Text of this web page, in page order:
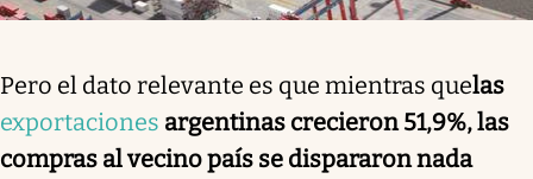
Pero el dato relevante es que mientras quelas
exportaciones argentinas crecieron 51,9%,las
compras al vecino país se dispararon nada